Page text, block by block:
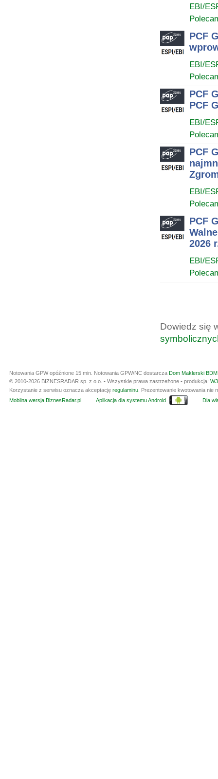
EBI/
PCF
EBI/
PCF
PCF
EBI/
PCF
EBI/
PCF
2026
EBI/
Dowiedz się
Notowania GPW opóźnione 15 min. Notowania GPW/NC dostarcza Dom Maklerski
© 2010-2026 BIZNESRADAR sp. z o.o. • Wszystkie prawa zastrzeżone • produkcja:
Korzystanie z serwisu oznacza akceptację regulaminu. Prezentowanie kwotowania nie
Mobilna wersja BiznesRadar.pl
Aplikacja dla systemu Android Dla